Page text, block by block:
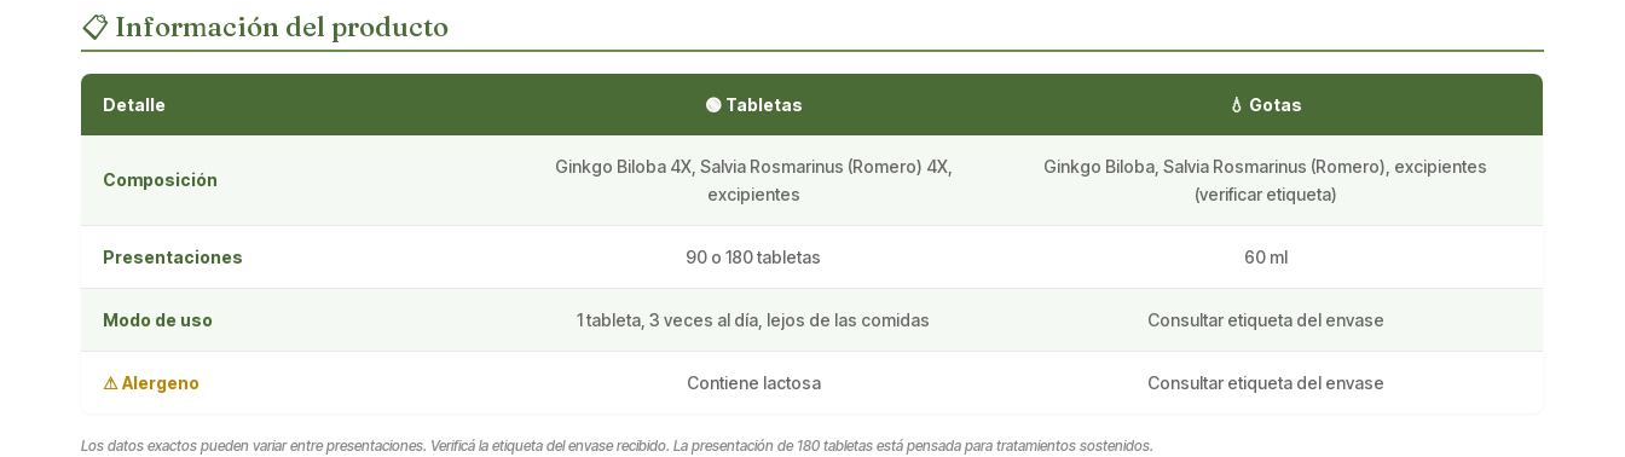
📋 Información del producto
Detalle 🟢 Tabletas 💧 Gotas
Composición
Ginkgo Biloba 4X, Salvia Rosmarinus (Romero) 4X,
excipientes
Ginkgo Biloba, Salvia Rosmarinus (Romero), excipientes
(verificar etiqueta)
Presentaciones 90 o 180 tabletas 60 ml
Modo de uso 1 tableta, 3 veces al día, lejos de las comidas Consultar etiqueta del envase
⚠ Alergeno Contiene lactosa Consultar etiqueta del envase
Los datos exactos pueden variar entre presentaciones. Verificá la etiqueta del envase recibido. La presentación de 180 tabletas está pensada para tratamientos sostenidos.